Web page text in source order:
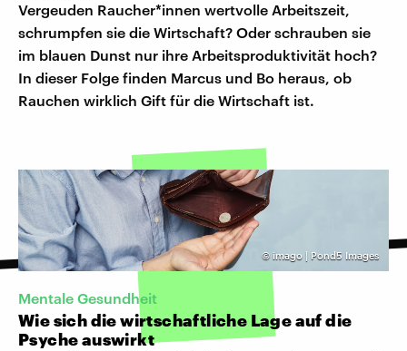
Vergeuden Raucher*innen wertvolle Arbeitszeit,
schrumpfen sie die Wirtschaft? Oder schrauben sie
im blauen Dunst nur ihre Arbeitsproduktivität hoch?
In dieser Folge finden Marcus und Bo heraus, ob
Rauchen wirklich Gift für die Wirtschaft ist.
© imago | Pond5 Images
Mentale Gesundheit
Wie sich die wirtschaftliche Lage auf die
Psyche auswirkt